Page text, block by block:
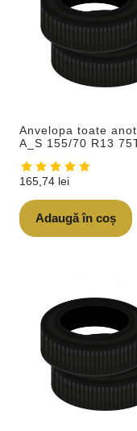
Anvelopa toate
A_S 155/70 R13
165,74 lei
Adaugă în coș